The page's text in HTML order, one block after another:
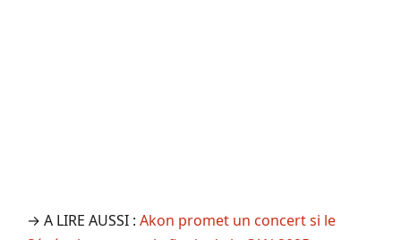
→ A LIRE AUSSI : Akon promet un concert si le